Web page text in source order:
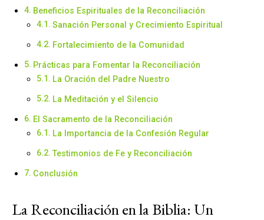
Beneficios Espirituales de la Reconciliación
Sanación Personal y Crecimiento Espiritual
Fortalecimiento de la Comunidad
Prácticas para Fomentar la Reconciliación
La Oración del Padre Nuestro
La Meditación y el Silencio
El Sacramento de la Reconciliación
La Importancia de la Confesión Regular
Testimonios de Fe y Reconciliación
Conclusión
La Reconciliación en la Biblia: Un